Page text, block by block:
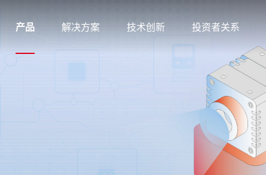
产品 解决方案 技术创新 投资者关系